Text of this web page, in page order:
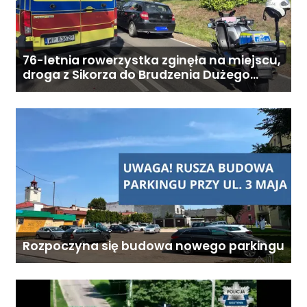
76-letnia rowerzystka zginęła na miejscu,
droga z Sikorza do Brudzenia Dużego
zablokowana
Rozpoczyna się budowa nowego parkingu